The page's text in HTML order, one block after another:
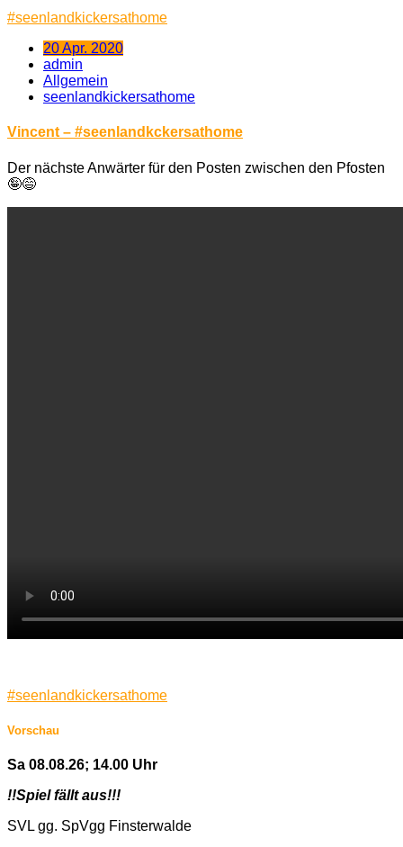
#seenlandkickersathome
20 Apr. 2020
admin
Allgemein
seenlandkickersathome
Vincent – #seenlandkckersathome
Der nächste Anwärter für den Posten zwischen den Pfosten
🤪😅
#seenlandkickersathome
Vorschau
Sa 08.08.26; 14.00 Uhr
!!Spiel fällt aus!!!
SVL gg. SpVgg Finsterwalde